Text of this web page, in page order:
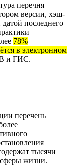
перечня
версии, хэш-
последнего
78%
в электронном
и ГИС.
перечень
тысячи
жизни.